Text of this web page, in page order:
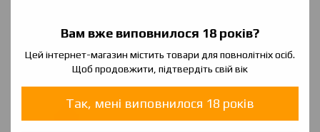
Вам вже виповнилося 18 років?
Цей інтернет-магазин містить товари для повнолітніх осіб.
Щоб продовжити, підтвердіть свій вік
Так, мені виповнилося 18 років
М'який аромат тютюну з додаванням десертній нотки. Для
любителів оригінального.